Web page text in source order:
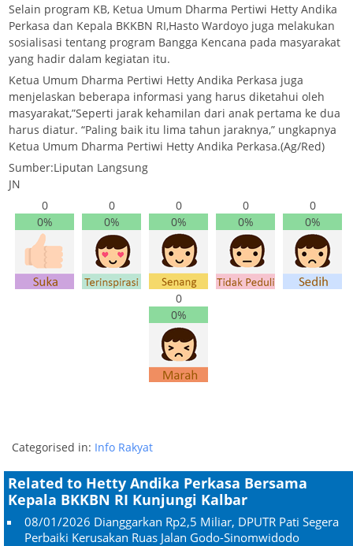
Selain program KB, Ketua Umum Dharma Pertiwi Hetty Andika
Perkasa dan Kepala BKKBN RI,Hasto Wardoyo juga melakukan
sosialisasi tentang program Bangga Kencana pada masyarakat
yang hadir dalam kegiatan itu.
Ketua Umum Dharma Pertiwi Hetty Andika Perkasa juga
menjelaskan beberapa informasi yang harus diketahui oleh
masyarakat,”Seperti jarak kehamilan dari anak pertama ke dua
harus diatur. “Paling baik itu lima tahun jaraknya,” ungkapnya
Ketua Umum Dharma Pertiwi Hetty Andika Perkasa.(Ag/Red)
Sumber:Liputan Langsung
JN
0
0%
0
0%
0
0%
0
0%
0
0%
0
0%
Categorised in: Info Rakyat
Related to Hetty Andika Perkasa Bersama
Kepala BKKBN RI Kunjungi Kalbar
08/01/2026 Dianggarkan Rp2,5 Miliar, DPUTR Pati Segera
Perbaiki Kerusakan Ruas Jalan Godo-Sinomwidodo